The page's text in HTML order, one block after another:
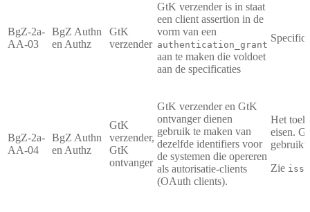
BgZ-2a-
AA-03
BgZ Authn
en Authz
GtK
verzender
GtK verzender is in staat
een client assertion in de
vorm van een
authentication_grant
aan te maken die voldoet
aan de specificaties
BgZ-2a-
AA-04
BgZ Authn
en Authz
GtK
verzender,
GtK
ontvanger
GtK verzender en GtK
ontvanger dienen
gebruik te maken van
dezelfde identifiers voor
de systemen die opereren
als autorisatie-clients
(OAuth clients).
Het
eisen.
Zie iss